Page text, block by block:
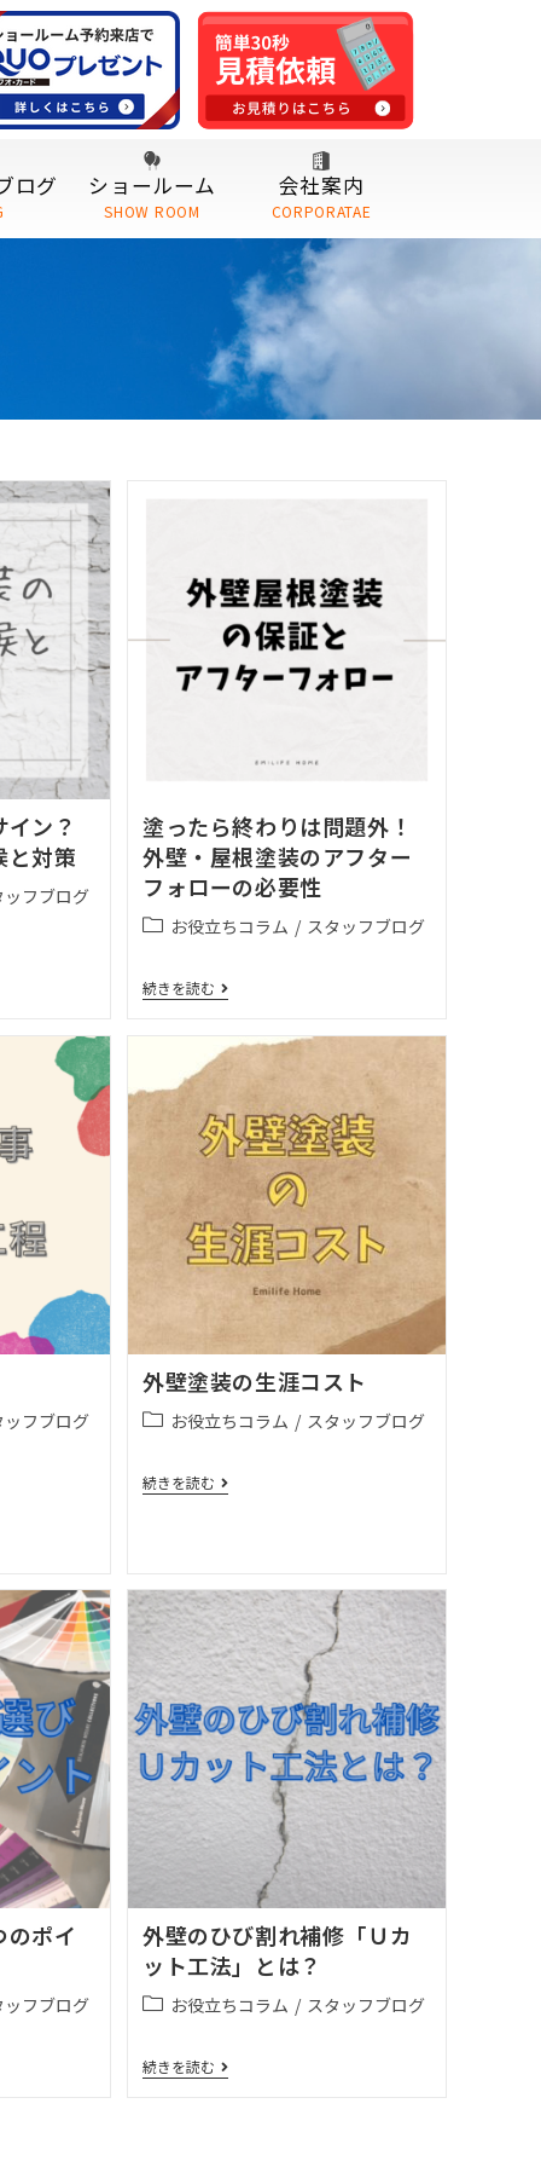
ログ ショールーム
SHOW ROOM
会社案内
CORPORATAE
ン？
と対策
ッフブログ
塗ったら終わりは問題外！
外壁・屋根塗装のアフター
フォローの必要性
お役立ちコラム / スタッフブログ
続きを読む
ッフブログ
外壁塗装の生涯コスト
お役立ちコラム / スタッフブログ
続きを読む
のポイ
ッフブログ
外壁のひび割れ補修「Ｕカ
ット工法」とは？
お役立ちコラム / スタッフブログ
続きを読む